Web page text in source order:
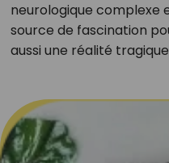
neurologique complexe
source de fascination
aussi une réalité